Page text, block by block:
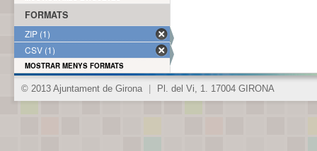
FORMATS
ZIP (1)
CSV (1)
MOSTRAR MENYS FORMATS
© 2013 Ajuntament de Girona Pl. del Vi, 1. 17004 GIRONA